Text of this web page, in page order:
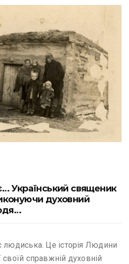
Український священик
духовний
Це історія Людини
своїй справжній духовній